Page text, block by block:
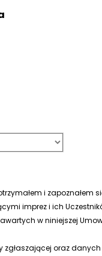
i zapoznałem
imprez i ich
w niniejszej
oraz